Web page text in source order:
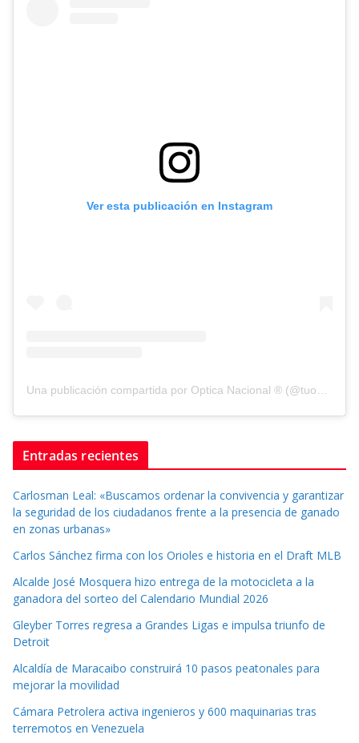
Ver esta publicación en Instagram
Una publicación compartida por Optica Nacional ® (@tuopticanacional)
Entradas recientes
Carlosman Leal: «Buscamos ordenar la convivencia y garantizar
la seguridad de los ciudadanos frente a la presencia de ganado
en zonas urbanas»
Carlos Sánchez firma con los Orioles e historia en el Draft MLB
Alcalde José Mosquera hizo entrega de la motocicleta a la
ganadora del sorteo del Calendario Mundial 2026
Gleyber Torres regresa a Grandes Ligas e impulsa triunfo de
Detroit
Alcaldía de Maracaibo construirá 10 pasos peatonales para
mejorar la movilidad
Cámara Petrolera activa ingenieros y 600 maquinarias tras
terremotos en Venezuela